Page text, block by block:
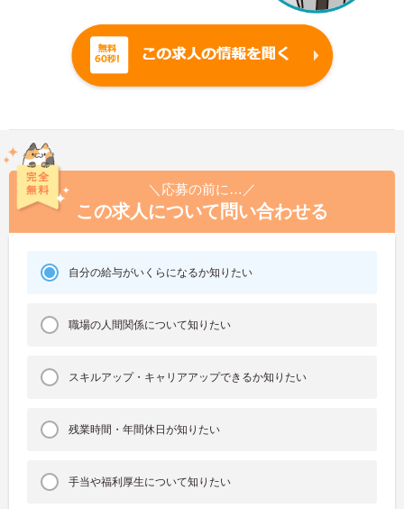
＼応募の前に…／
この求人について問い合わせる
自分の給与がいくらになるか知りたい
職場の人間関係について知りたい
スキルアップ・キャリアアップできるか知りたい
残業時間・年間休日が知りたい
手当や福利厚生について知りたい